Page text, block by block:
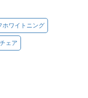
ホワイトニング
ェア